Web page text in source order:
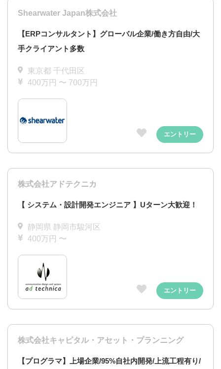
Shearwater Japan株式会社
【ERPコンサルタント】グローバル企業/働き方自由/大
手クライアント多数
東京都 千代田区
400万円 〜 700万円
エントリー
株式会社アドテクニカ
【 システム・設計開発エンジニア 】Uターン大歓迎！
静岡県 静岡市駿河区
400万円 〜
エントリー
株式会社キャピタル・アセット・プランニング
【プログラマ】上場企業/95%自社内開発/上流工程有り/